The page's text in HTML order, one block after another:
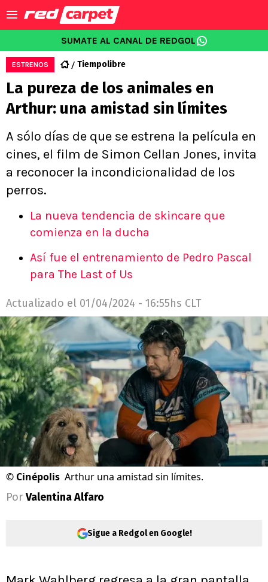
SUMATE AL CANAL DE REDGOL
ESTRENOS Tiempolibre
La pureza de los animales en
Arthur: una amistad sin límites
A sólo días de que se estrena la película en
cines, el film de Simon Cellan Jones, invita
a reconocer la incondicionalidad de los
perros.
La nueva tendencia de skincare que
comienza en la ducha
Así fue el entrenamiento de Pedro Pascal
para The Last of Us
Actualizado el 01/04/2024 - 16:55hs CLT
© Cinépolis Arthur una amistad sin límites.
Por Valentina Alfaro
Sigue a Redgol en Google!